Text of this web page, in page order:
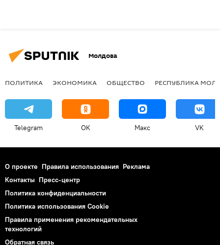
Молдова
ПОЛИТИКА ЭКОНОМИКА ОБЩЕСТВО РЕСПУБЛИКА
Telegram OK Макс VK
О проекте Правила использования Реклама
Контакты Пресс-центр
Политика конфиденциальности
Политика использования Cookie
Правила применения рекомендательных
технологий
Обратная связь